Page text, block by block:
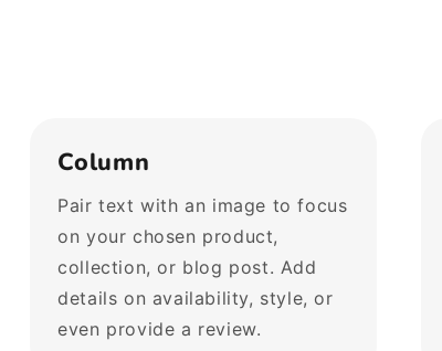
Column
Pair text with an image to focus
on your chosen product,
collection, or blog post. Add
details on availability, style, or
even provide a review.